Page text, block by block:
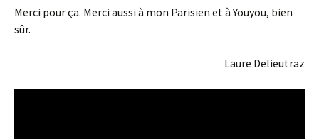
Merci pour ça. Merci aussi à mon Parisien et à Youyou, bien
sûr.
Laure Delieutraz